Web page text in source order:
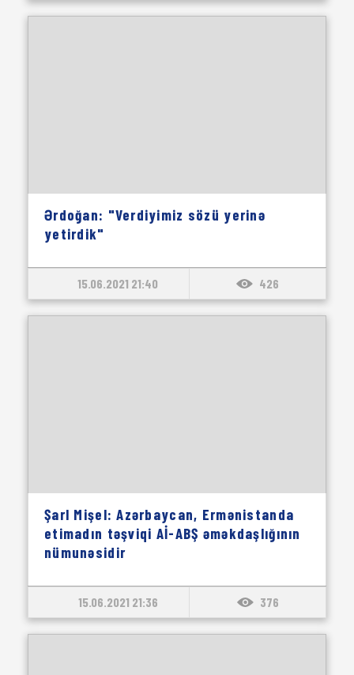
Ərdoğan: "Verdiyimiz sözü yerinə
yetirdik"
15.06.2021 21:40 426
Şarl Mişel: Azərbaycan, Ermənistanda
etimadın təşviqi Aİ-ABŞ əməkdaşlığının
nümunəsidir
15.06.2021 21:36 376